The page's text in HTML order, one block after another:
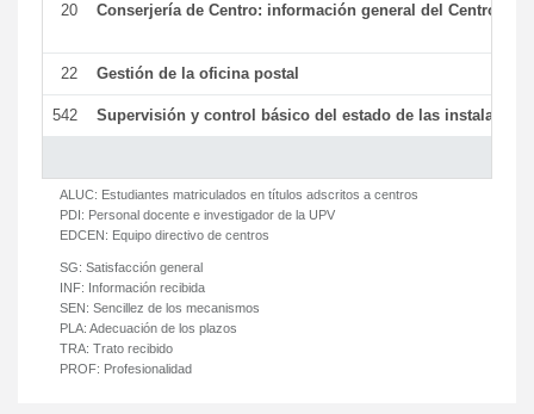
20 Conserjería de Centro: información general del Centro y
22 Gestión de la oficina postal
542 Supervisión y control básico del estado de las
ALUC: Estudiantes matriculados en títulos adscritos a centros
PDI: Personal docente e investigador de la UPV
EDCEN: Equipo directivo de centros
SG: Satisfacción general
INF: Información recibida
SEN: Sencillez de los mecanismos
PLA: Adecuación de los plazos
TRA: Trato recibido
PROF: Profesionalidad